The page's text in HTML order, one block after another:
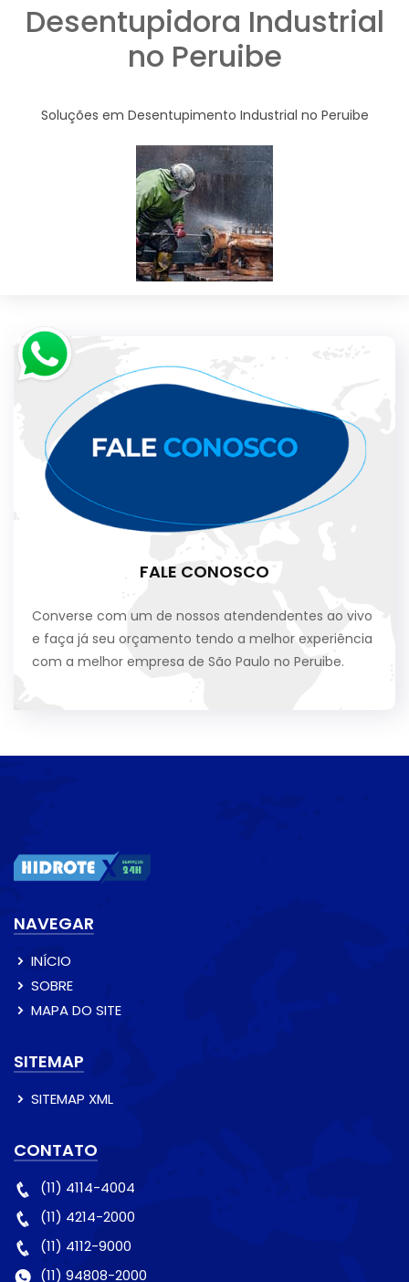
Desentupidora Industrial
no Peruibe
Soluções em Desentupimento Industrial no Peruibe
FALE CONOSCO
Converse com um de nossos atendendentes ao vivo
e faça já seu orçamento tendo a melhor experiência
com a melhor empresa de São Paulo no Peruibe.
NAVEGAR
INÍCIO
SOBRE
MAPA DO SITE
SITEMAP
SITEMAP XML
CONTATO
(11) 4114-4004
(11) 4214-2000
(11) 4112-9000
(11) 94808-2000